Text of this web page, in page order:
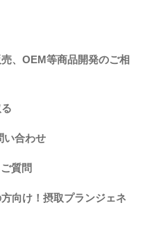
、OEM等商品開発のご相
い合わせ
質問
向け！摂取プランジェネ